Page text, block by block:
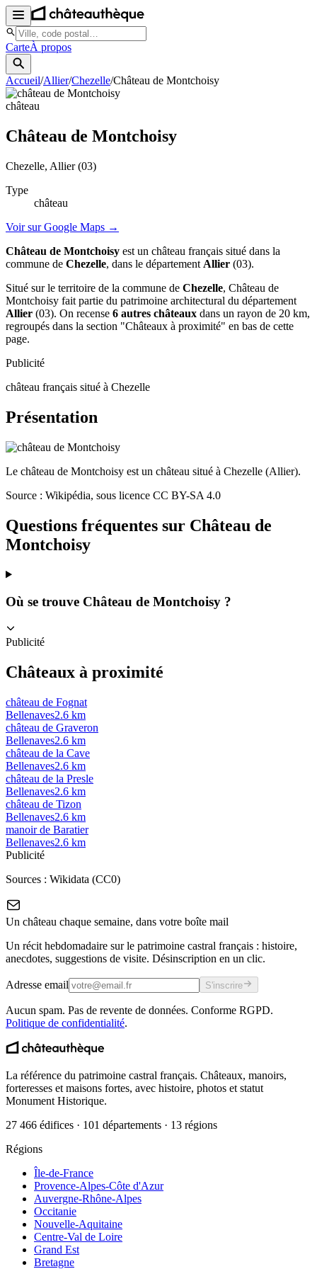
CarteÀ propos
Accueil/Allier/Chezelle/Château de Montchoisy
château
Château de Montchoisy
Chezelle, Allier(03)
Type
château
Voir sur Google Maps →
Château de Montchoisy est un château français situé dans la
commune de Chezelle, dans le département Allier (03).
Situé sur le territoire de la commune de Chezelle, Château de
Montchoisy fait partie du patrimoine architectural du département
Allier (03). On recense 6 autres châteaux dans un rayon de 20 km,
regroupés dans la section "Châteaux à proximité" en bas de cette
page.
Publicité
château français situé à Chezelle
Présentation
Le château de Montchoisy est un château situé à Chezelle (Allier).
Source : Wikipédia, sous licence CC BY-SA 4.0
Questions fréquentes sur Château de
Montchoisy
Où se trouve Château de Montchoisy ?
Publicité
Châteaux à proximité
château de Fognat
Bellenaves2.6 km
château de Graveron
Bellenaves2.6 km
château de la Cave
Bellenaves2.6 km
château de la Presle
Bellenaves2.6 km
château de Tizon
Bellenaves2.6 km
manoir de Baratier
Bellenaves2.6 km
Publicité
Sources : Wikidata (CC0)
Un château chaque semaine, dans votre boîte mail
Un récit hebdomadaire sur le patrimoine castral français : histoire,
anecdotes, suggestions de visite. Désinscription en un clic.
Adresse email S'inscrire
Aucun spam. Pas de revente de données. Conforme RGPD.
Politique de confidentialité.
La référence du patrimoine castral français. Châteaux, manoirs,
forteresses et maisons fortes, avec histoire, photos et statut
Monument Historique.
27 466 édifices · 101 départements · 13 régions
Régions
Île-de-France
Provence-Alpes-Côte d'Azur
Auvergne-Rhône-Alpes
Occitanie
Nouvelle-Aquitaine
Centre-Val de Loire
Grand Est
Bretagne